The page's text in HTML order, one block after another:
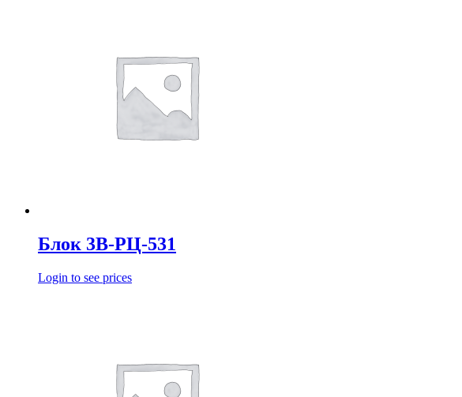
Блок 3В-РЦ-531
Login to see prices